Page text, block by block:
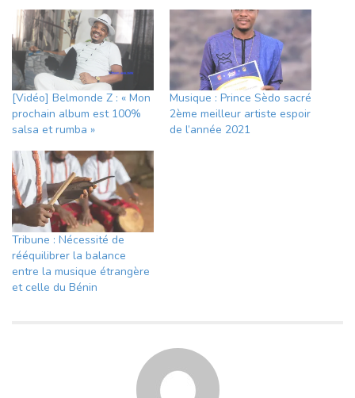
[Vidéo] Belmonde Z : « Mon
prochain album est 100%
salsa et rumba »
Musique : Prince Sèdo sacré
2ème meilleur artiste espoir
de l’année 2021
Tribune : Nécessité de
rééquilibrer la balance
entre la musique étrangère
et celle du Bénin